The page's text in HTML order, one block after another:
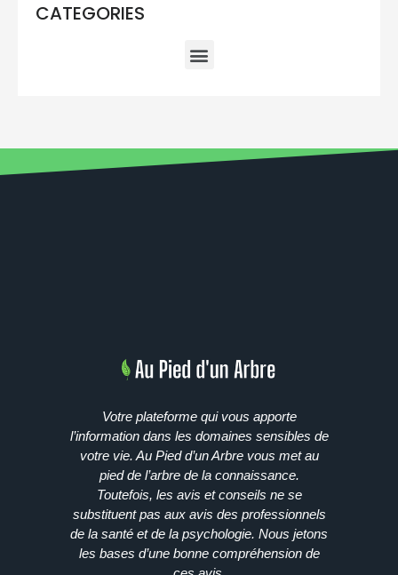
CATEGORIES
Votre plateforme qui vous apporte
l’information dans les domaines sensibles de
votre vie. Au Pied d’un Arbre vous met au
pied de l’arbre de la connaissance.
Toutefois, les avis et conseils ne se
substituent pas aux avis des professionnels
de la santé et de la psychologie. Nous jetons
les bases d’une bonne compréhension de